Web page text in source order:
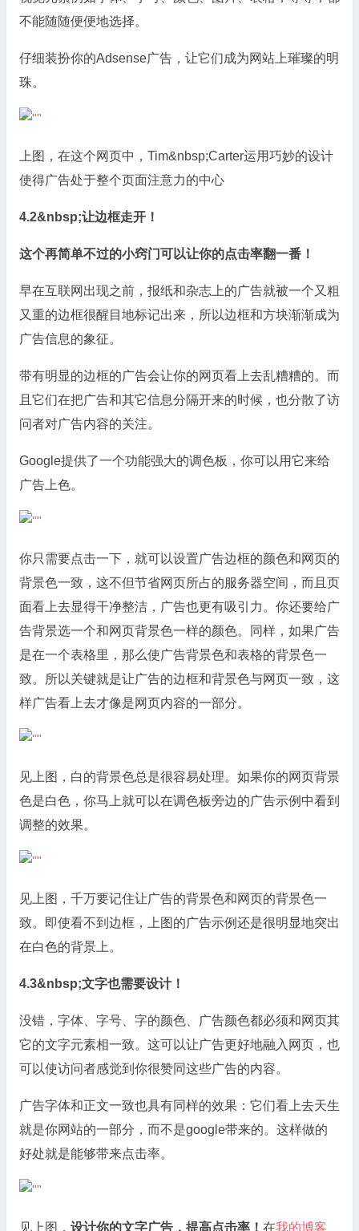
不能随随便便地选择。
仔细装扮你的Adsense广告，让它们成为网站上璀璨的明
珠。
上图，在这个网页中，Tim&nbsp;Carter运用巧妙的设计
使得广告处于整个页面注意力的中心
4.2&nbsp;让边框走开！
这个再简单不过的小窍门可以让你的点击率翻一番！
早在互联网出现之前，报纸和杂志上的广告就被一个又粗
又重的边框很醒目地标记出来，所以边框和方块渐渐成为
广告信息的象征。
带有明显的边框的广告会让你的网页看上去乱糟糟的。而
且它们在把广告和其它信息分隔开来的时候，也分散了访
问者对广告内容的关注。
Google提供了一个功能强大的调色板，你可以用它来给
广告上色。
你只需要点击一下，就可以设置广告边框的颜色和网页的
背景色一致，这不但节省网页所占的服务器空间，而且页
面看上去显得干净整洁，广告也更有吸引力。你还要给广
告背景选一个和网页背景色一样的颜色。同样，如果广告
是在一个表格里，那么使广告背景色和表格的背景色一
致。所以关键就是让广告的边框和背景色与网页一致，这
样广告看上去才像是网页内容的一部分。
见上图，白的背景色总是很容易处理。如果你的网页背景
色是白色，你马上就可以在调色板旁边的广告示例中看到
调整的效果。
见上图，千万要记住让广告的背景色和网页的背景色一
致。即使看不到边框，上图的广告示例还是很明显地突出
在白色的背景上。
4.3&nbsp;文字也需要设计！
没错，字体、字号、字的颜色、广告颜色都必须和网页其
它的文字元素相一致。这可以让广告更好地融入网页，也
可以使访问者感觉到你很赞同这些广告的内容。
广告字体和正文一致也具有同样的效果：它们看上去天生
就是你网站的一部分，而不是google带来的。这样做的
好处就是能够带来点击率。
见上图， 设计你的文字广告，提高点击率！ 在我的博客